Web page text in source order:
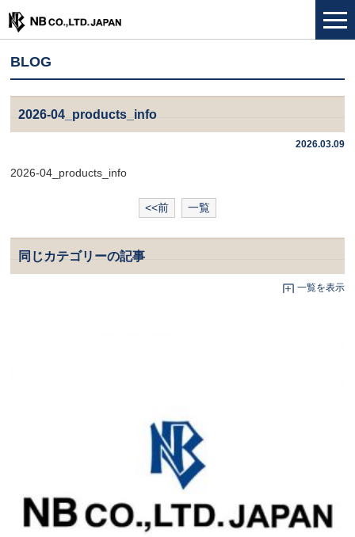
BLOG
2026-04_products_info
2026.03.09
2026-04_products_info
<<前 一覧
同じカテゴリーの記事
一覧を表示